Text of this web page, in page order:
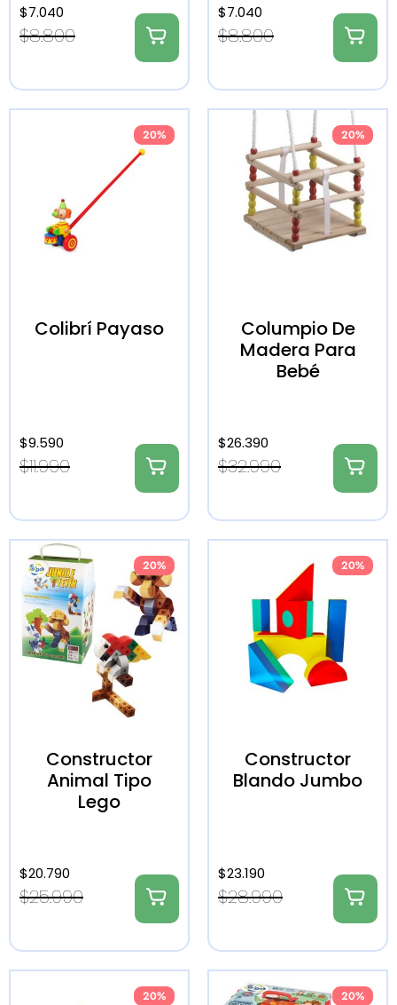
$8.800
$7.040
$8.800
$7.040
20%
Colibrí Payaso
$11.990
$9.590
20%
Columpio De
Madera Para
Bebé
$32.990
$26.390
20%
Constructor
Animal Tipo
Lego
$25.990
$20.790
20%
Constructor
Blando Jumbo
$28.990
$23.190
20% 20%